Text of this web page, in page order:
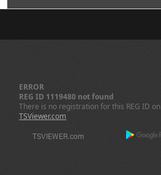
ERROR
REG ID 1119480 not found
There is no registration for this REG ID on
TSViewer.com